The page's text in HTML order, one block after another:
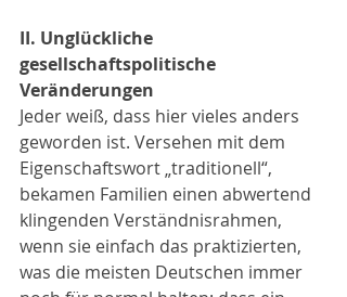
II. Unglückliche
gesellschaftspolitische
Veränderungen
Jeder weiß, dass hier vieles anders
geworden ist. Versehen mit dem
Eigenschaftswort „traditionell“,
bekamen Familien einen abwertend
klingenden Verständnisrahmen,
wenn sie einfach das praktizierten,
was die meisten Deutschen immer